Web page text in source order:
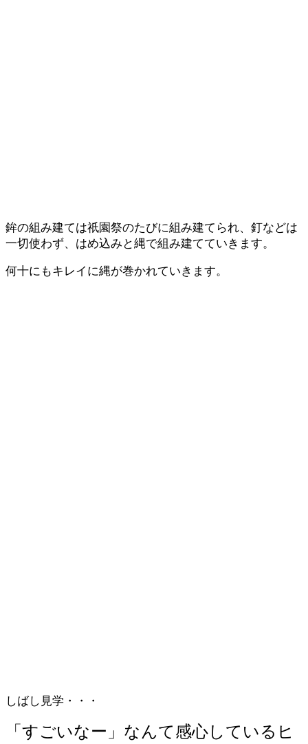
鉾の組み建ては祇園祭のたびに組み建てられ、釘などは
一切使わず、はめ込みと縄で組み建てていきます。
何十にもキレイに縄が巻かれていきます。
しばし見学・・・
「すごいなー」なんて感心しているヒ